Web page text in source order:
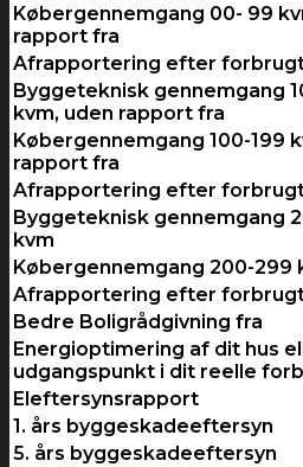
Købergennemgang 00- 99
rapport fra
Afrapportering efter
Byggeteknisk gennemgang
kvm, uden rapport fra
Købergennemgang 100-199
rapport fra
Afrapportering efter
Byggeteknisk gennemgang
kvm
Købergennemgang 200-299
Afrapportering efter
Bedre Boligrådgivning fra
Energioptimering af dit hus
udgangspunkt i dit reelle
Eleftersynsrapport
1. års byggeskadeeftersyn
5. års byggeskadeeftersyn